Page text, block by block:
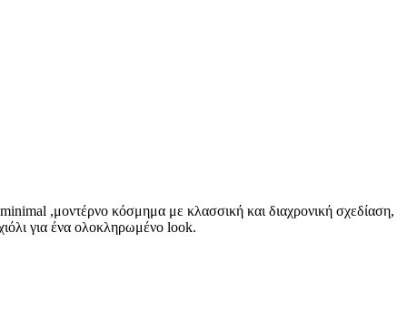
,μοντέρνο κόσμημα με κλασσική και διαχρονική σχεδίαση,
για ένα ολοκληρωμένο look.